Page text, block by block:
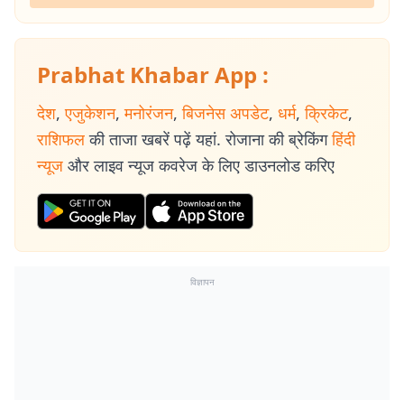
Prabhat Khabar App :
देश, एजुकेशन, मनोरंजन, बिजनेस अपडेट, धर्म, क्रिकेट,
राशिफल की ताजा खबरें पढ़ें यहां. रोजाना की ब्रेकिंग हिंदी
न्यूज और लाइव न्यूज कवरेज के लिए डाउनलोड करिए
विज्ञापन